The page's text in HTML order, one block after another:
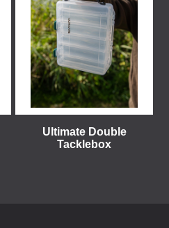
Ultimate Double
Tacklebox